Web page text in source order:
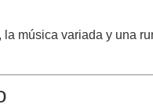
música variada y una